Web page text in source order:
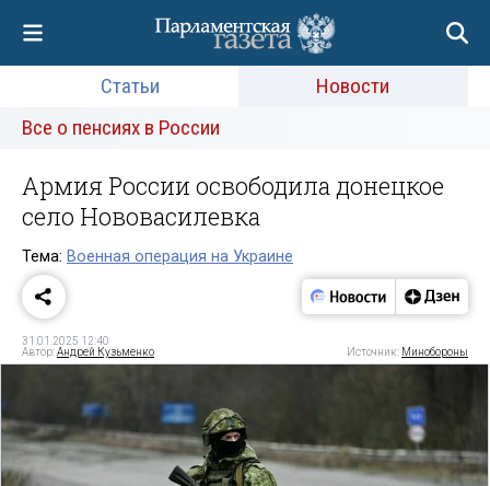
Статьи
Новости
Все о пенсиях в России
Армия России освободила донецкое
село Нововасилевка
Тема: Военная операция на Украине
31.01.2025 12:40
Автор:Андрей Кузьменко Источник: Минобороны